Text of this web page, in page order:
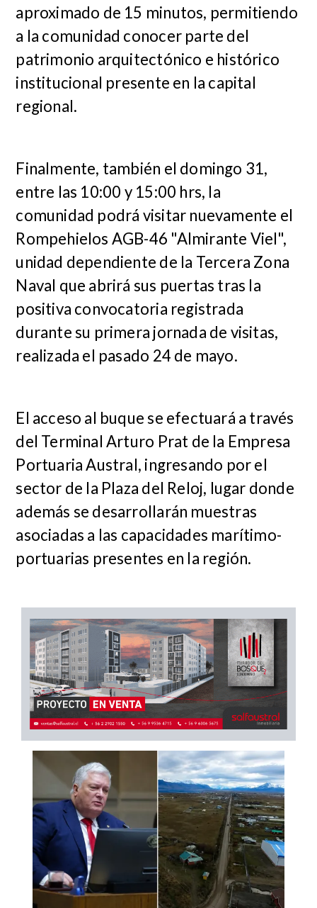
aproximado de 15 minutos, permitiendo
a la comunidad conocer parte del
patrimonio arquitectónico e histórico
institucional presente en la capital
regional.
Finalmente, también el domingo 31,
entre las 10:00 y 15:00 hrs, la
comunidad podrá visitar nuevamente el
Rompehielos AGB-46 "Almirante Viel",
unidad dependiente de la Tercera Zona
Naval que abrirá sus puertas tras la
positiva convocatoria registrada
durante su primera jornada de visitas,
realizada el pasado 24 de mayo.
El acceso al buque se efectuará a través
del Terminal Arturo Prat de la Empresa
Portuaria Austral, ingresando por el
sector de la Plaza del Reloj, lugar donde
además se desarrollarán muestras
asociadas a las capacidades marítimo-
portuarias presentes en la región.